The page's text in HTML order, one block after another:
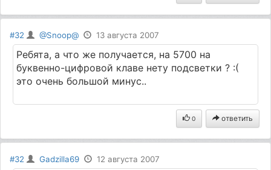
#32 @Snoop@ 13 августа 2007
Ребята, а что же получается, на 5700 на
буквенно-цифровой клаве нету подсветки ? :(
это очень большой минус..
0 ответить
#32 Gadzilla69 12 августа 2007